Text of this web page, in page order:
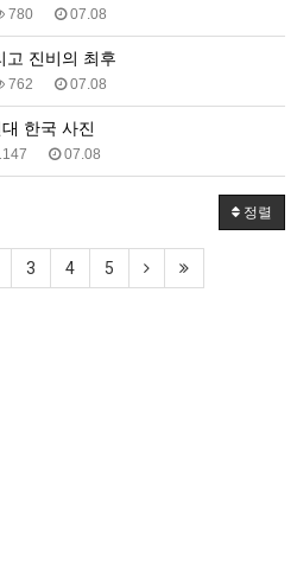
780 07.08
고 진비의 최후
762 07.08
한국 사진
07.08
정렬
3 4 5